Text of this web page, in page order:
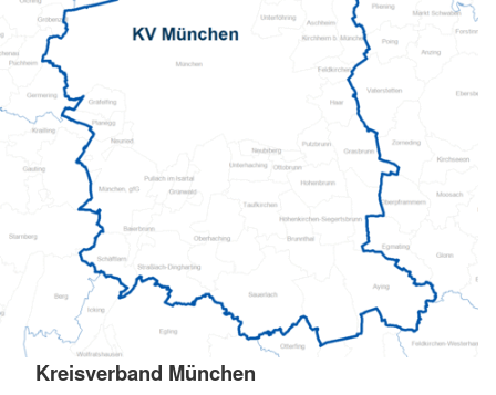
Kreisverband München